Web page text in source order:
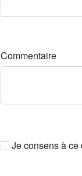
Commentaire
Je consens à